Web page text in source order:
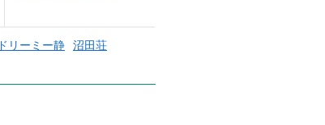
ドリーミー静
沼田荘